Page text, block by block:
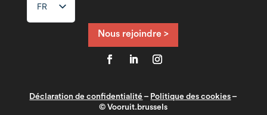
FR
NL
Nous rejoindre >
Déclaration de confidentialité– Politique des cookies–
© Vooruit.brussels